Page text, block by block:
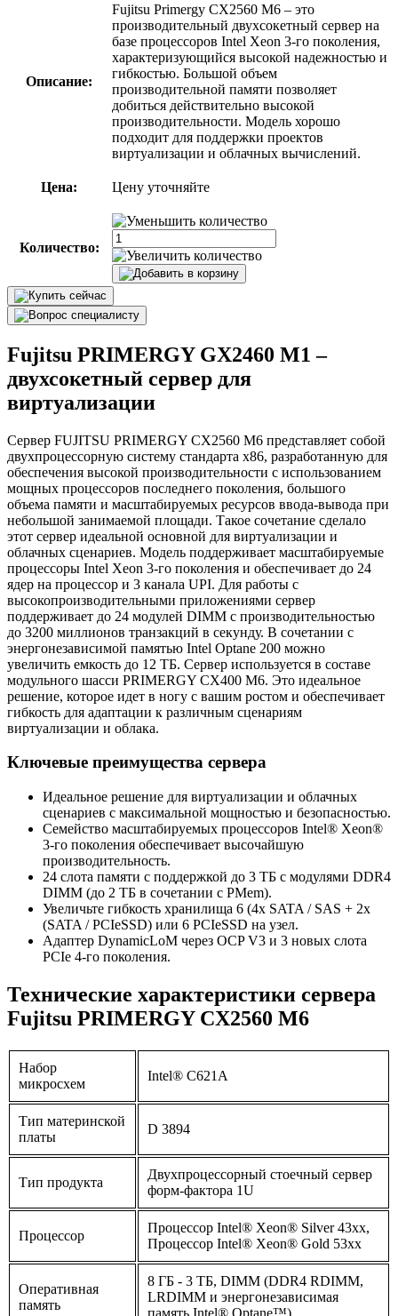
Описание:
Fujitsu Primergy CX2560 M6 – это
производительный двухсокетный сервер на
базе процессоров Intel Xeon 3-го поколения,
характеризующийся высокой надежностью и
гибкостью. Большой объем
производительной памяти позволяет
добиться действительно высокой
производительности. Модель хорошо
подходит для поддержки проектов
виртуализации и облачных вычислений.
Цена: Цену уточняйте
Количество:
Fujitsu PRIMERGY GX2460 M1 –
двухсокетный сервер для
виртуализации
Сервер FUJITSU PRIMERGY CX2560 M6 представляет собой
двухпроцессорную систему стандарта x86, разработанную для
обеспечения высокой производительности с использованием
мощных процессоров последнего поколения, большого
объема памяти и масштабируемых ресурсов ввода-вывода при
небольшой занимаемой площади. Такое сочетание сделало
этот сервер идеальной основной для виртуализации и
облачных сценариев. Модель поддерживает масштабируемые
процессоры Intel Xeon 3-го поколения и обеспечивает до 24
ядер на процессор и 3 канала UPI. Для работы с
высокопроизводительными приложениями сервер
поддерживает до 24 модулей DIMM с производительностью
до 3200 миллионов транзакций в секунду. В сочетании с
энергонезависимой памятью Intel Optane 200 можно
увеличить емкость до 12 ТБ. Сервер используется в составе
модульного шасси PRIMERGY CX400 M6. Это идеальное
решение, которое идет в ногу с вашим ростом и обеспечивает
гибкость для адаптации к различным сценариям
виртуализации и облака.
Ключевые преимущества сервера
Идеальное решение для виртуализации и облачных
сценариев с максимальной мощностью и безопасностью.
Семейство масштабируемых процессоров Intel® Xeon®
3-го поколения обеспечивает высочайшую
производительность.
24 слота памяти с поддержкой до 3 ТБ с модулями DDR4
DIMM (до 2 ТБ в сочетании с PMem).
Увеличьте гибкость хранилища 6 (4x SATA / SAS + 2x
(SATA / PCIeSSD) или 6 PCIeSSD на узел.
Адаптер DynamicLoM через OCP V3 и 3 новых слота
PCIe 4-го поколения.
Технические характеристики сервера
Fujitsu PRIMERGY CX2560 M6
Набор
микросхем
Intel® C621A
Тип материнской
платы
D 3894
Тип продукта
Двухпроцессорный стоечный сервер
форм-фактора 1U
Процессор
Процессор Intel® Xeon® Silver 43xx,
Процессор Intel® Xeon® Gold 53xx
Оперативная
память
8 ГБ - 3 ТБ, DIMM (DDR4 RDIMM,
LRDIMM и энергонезависимая
память Intel® Optane™)